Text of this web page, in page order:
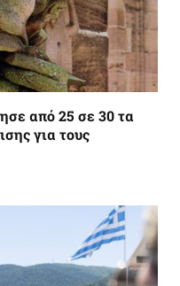
από 25 σε 30 τα
για τους